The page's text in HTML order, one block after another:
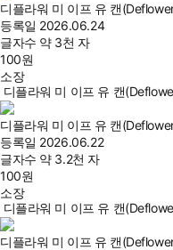
디플라워 미 이프 유 캔
등록일 2026.06.24
글자수 약 3천 자
100원
소장
디플라워 미 이프 유 캔
디플라워 미 이프 유 캔
등록일 2026.06.22
글자수 약 3.2천 자
100원
소장
디플라워 미 이프 유 캔
디플라워 미 이프 유 캔